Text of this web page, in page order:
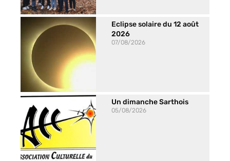
Eclipse solaire du 12 août
2026
07/08/2026
Un dimanche Sarthois
05/08/2026